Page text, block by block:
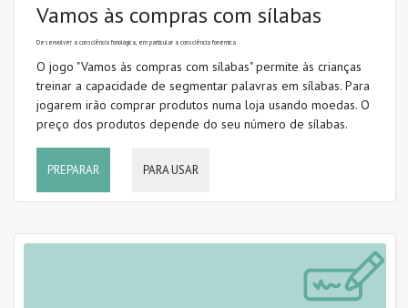
Vamos às compras com sílabas
Desenvolver a consciência fonológica, em particular a consciência fonémica
O jogo "Vamos às compras com sílabas" permite às crianças
treinar a capacidade de segmentar palavras em sílabas. Para
jogarem irão comprar produtos numa loja usando moedas. O
preço dos produtos depende do seu número de sílabas.
PREPARAR PARA USAR